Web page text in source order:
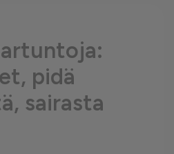
pidä
sairasta